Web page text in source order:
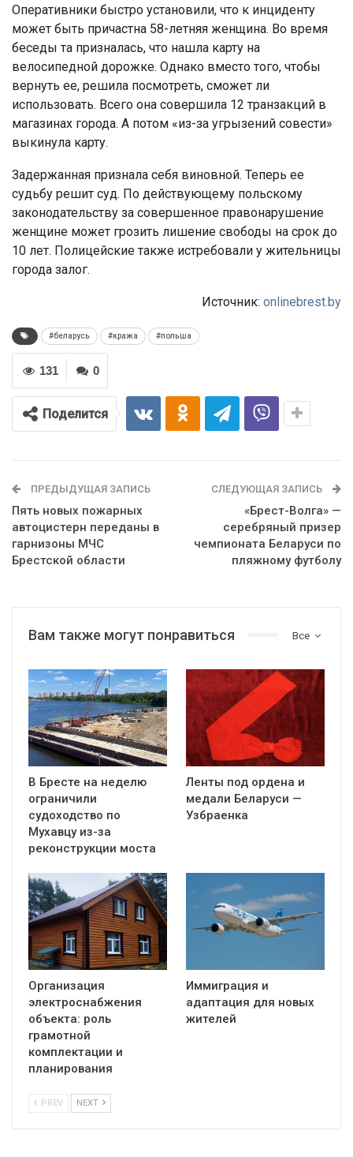
Оперативники быстро установили, что к инциденту
может быть причастна 58-летняя женщина. Во время
беседы та призналась, что нашла карту на
велосипедной дорожке. Однако вместо того, чтобы
вернуть ее, решила посмотреть, сможет ли
использовать. Всего она совершила 12 транзакций в
магазинах города. А потом «из-за угрызений совести»
выкинула карту.
Задержанная признала себя виновной. Теперь ее
судьбу решит суд. По действующему польскому
законодательству за совершенное правонарушение
женщине может грозить лишение свободы на срок до
10 лет. Полицейские также истребовали у жительницы
города залог.
Источник: onlinebrest.by
#беларусь #кража #польша
0
131
Поделится
ПРЕДЫДУЩАЯ ЗАПИСЬ
Пять новых пожарных
автоцистерн переданы в
гарнизоны МЧС
Брестской области
СЛЕДУЮЩАЯ ЗАПИСЬ
«Брест-Волга» —
серебряный призер
чемпионата Беларуси по
пляжному футболу
Все
Вам также могут понравиться
В Бресте на неделю
ограничили
судоходство по
Мухавцу из-за
реконструкции моста
Ленты под ордена и
медали Беларуси —
Узбраенка
Организация
электроснабжения
объекта: роль
грамотной
комплектации и
планирования
Иммиграция и
адаптация для новых
жителей
PREV NEXT